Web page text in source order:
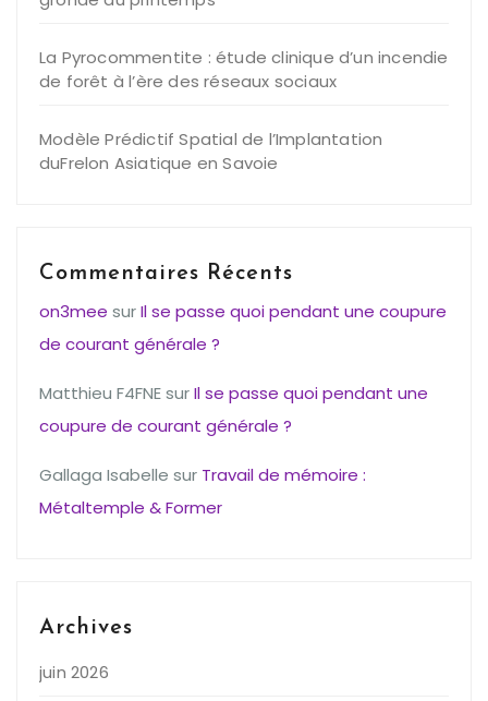
La Pyrocommentite : étude clinique d’un incendie
de forêt à l’ère des réseaux sociaux
Modèle Prédictif Spatial de l’Implantation
duFrelon Asiatique en Savoie
Commentaires Récents
on3mee surIl se passe quoi pendant une coupure
de courant générale ?
Matthieu F4FNEsurIl se passe quoi pendant une
coupure de courant générale ?
Gallaga Isabelle sur Travail de mémoire :
Métaltemple & Former
Archives
juin 2026